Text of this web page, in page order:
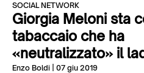
SOCIAL NETWORK
Giorgia Meloni sta
tabaccaio che ha
«neutralizzato» il
Enzo Boldi | 07 giu 2019